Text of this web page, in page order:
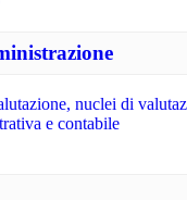
nuclei di
e contabile